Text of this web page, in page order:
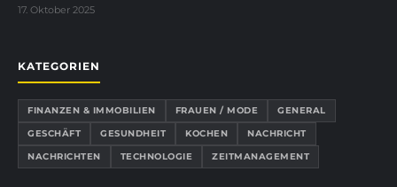
17. Oktober 2025
KATEGORIEN
FINANZEN & IMMOBILIEN FRAUEN / MODE
GENERAL
GESCHÄFT
GESUNDHEIT KOCHEN
NACHRICHT
NACHRICHTEN
TECHNOLOGIE ZEITMANAGEMENT